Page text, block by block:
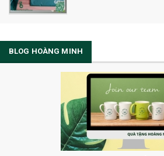
BLOG HOÀNG MINH